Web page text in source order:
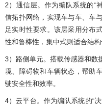
2）通信层。作为编队系统的“
信拓扑网络，实现车与车、车
足实时性要求。该层采用分布
性和鲁棒性，集中式则适合结构
3）路侧单元。搭载传感器和数
境、障碍物和车辆状态，帮助
驶安全性和效率。
4）云平台。作为编队系统的“